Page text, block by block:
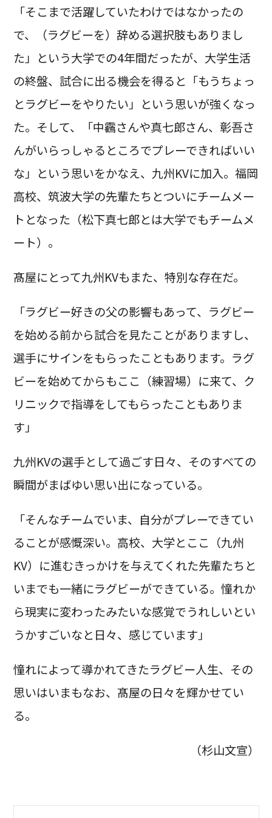
「そこまで活躍していたわけではなかったの
で、（ラグビーを）辞める選択肢もありまし
た」という大学での4年間だったが、大学生活
の終盤、試合に出る機会を得ると「もうちょっ
とラグビーをやりたい」という思いが強くなっ
た。そして、「中靏さんや真七郎さん、彰吾さ
んがいらっしゃるところでプレーできればいい
な」という思いをかなえ、九州KVに加入。福岡
高校、筑波大学の先輩たちとついにチームメー
トとなった（松下真七郎とは大学でもチームメ
ート）。
髙屋にとって九州KVもまた、特別な存在だ。
「ラグビー好きの父の影響もあって、ラグビー
を始める前から試合を見たことがありますし、
選手にサインをもらったこともあります。ラグ
ビーを始めてからもここ（練習場）に来て、ク
リニックで指導をしてもらったこともありま
す」
九州KVの選手として過ごす日々、そのすべての
瞬間がまばゆい思い出になっている。
「そんなチームでいま、自分がプレーできてい
ることが感慨深い。高校、大学とここ（九州
KV）に進むきっかけを与えてくれた先輩たちと
いまでも一緒にラグビーができている。憧れか
ら現実に変わったみたいな感覚でうれしいとい
うかすごいなと日々、感じています」
憧れによって導かれてきたラグビー人生、その
思いはいまもなお、髙屋の日々を輝かせてい
る。
（杉山文宣）